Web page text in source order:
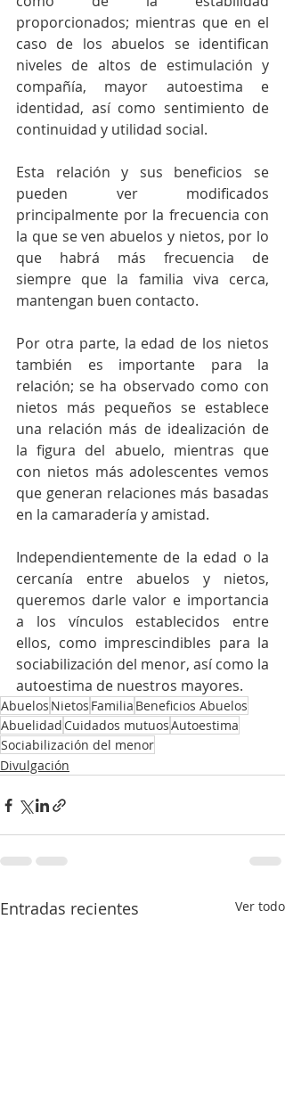
proporcionados; mientras que en el
caso de los abuelos se identifican
niveles de altos de estimulación y
compañía, mayor autoestima e
identidad, así como sentimiento de
continuidad y utilidad social.
Esta relación y sus beneficios se
pueden ver modificados
principalmente por la frecuencia con
la que se ven abuelos y nietos, por lo
que habrá más frecuencia de
siempre que la familia viva cerca,
mantengan buen contacto.
Por otra parte, la edad de los nietos
también es importante para la
relación; se ha observado como con
nietos más pequeños se establece
una relación más de idealización de
la figura del abuelo, mientras que
con nietos más adolescentes vemos
que generan relaciones más basadas
en la camaradería y amistad.
Independientemente de la edad o la
cercanía entre abuelos y nietos,
queremos darle valor e importancia
a los vínculos establecidos entre
ellos, como imprescindibles para la
sociabilización del menor, así como la
autoestima de nuestros mayores.
Abuelos Nietos Familia Beneficios Abuelos
Abuelidad Cuidados mutuosAutoestima
Sociabilización del menor
Divulgación
Entradas recientes Ver todo